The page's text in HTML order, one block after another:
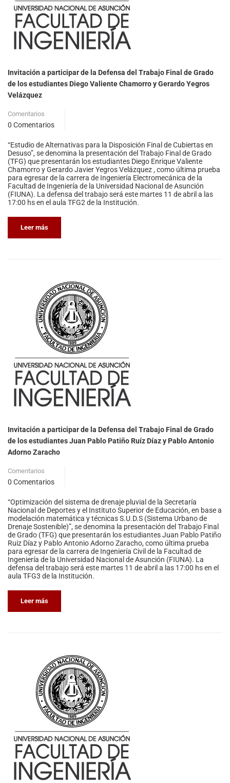
Invitación a participar de la Defensa del Trabajo Final de Grado
de los estudiantes Diego Valiente Chamorro y Gerardo Yegros
Velázquez
Comentarios
0 Comentarios
“Estudio de Alternativas para la Disposición Final de Cubiertas en
Desuso”, se denomina la presentación del Trabajo Final de Grado
(TFG) que presentarán los estudiantes Diego Enrique Valiente
Chamorro y Gerardo Javier Yegros Velázquez , como última prueba
para egresar de la carrera de Ingeniería Electromecánica de la
Facultad de Ingeniería de la Universidad Nacional de Asunción
(FIUNA). La defensa del trabajo será este martes 11 de abril a las
17:00 hs en el aula TFG2 de la Institución.
Leer más
Invitación a participar de la Defensa del Trabajo Final de Grado
de los estudiantes Juan Pablo Patiño Ruíz Díaz y Pablo Antonio
Adorno Zaracho
Comentarios
0 Comentarios
“Optimización del sistema de drenaje pluvial de la Secretaría
Nacional de Deportes y el Instituto Superior de Educación, en base a
modelación matemática y técnicas S.U.D.S (Sistema Urbano de
Drenaje Sostenible)”, se denomina la presentación del Trabajo Final
de Grado (TFG) que presentarán los estudiantes Juan Pablo Patiño
Ruiz Díaz y Pablo Antonio Adorno Zaracho, como última prueba
para egresar de la carrera de Ingeniería Civil de la Facultad de
Ingeniería de la Universidad Nacional de Asunción (FIUNA). La
defensa del trabajo será este martes 11 de abril a las 17:00 hs en el
aula TFG3 de la Institución.
Leer más